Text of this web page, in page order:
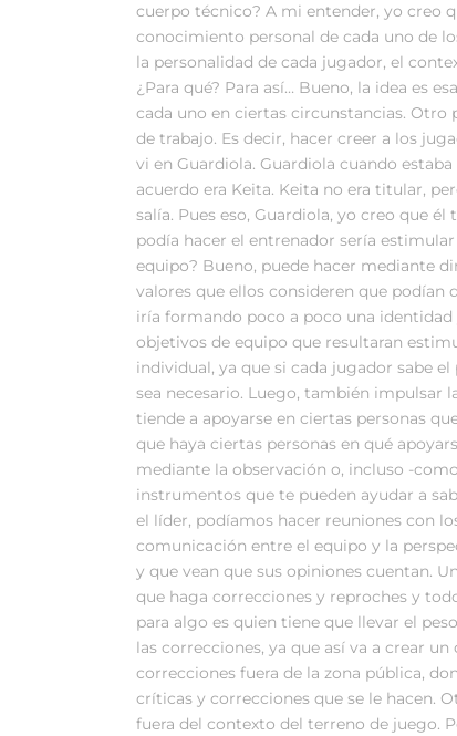
cuerpo técnico? A mi entender, yo creo
conocimiento personal de cada uno de
la personalidad de cada jugador, el
¿Para qué? Para así… Bueno, la idea es
cada uno en ciertas circunstancias.
de trabajo. Es decir, hacer creer a los
vi en Guardiola. Guardiola cuando
acuerdo era Keita. Keita no era titular,
salía. Pues eso, Guardiola, yo creo que
podía hacer el entrenador sería
equipo? Bueno, puede hacer mediante
valores que ellos consideren que podían
iría formando poco a poco una identidad
objetivos de equipo que resultaran
individual, ya que si cada jugador sabe
sea necesario. Luego, también impulsar
tiende a apoyarse en ciertas personas
que haya ciertas personas en qué
mediante la observación o, incluso -
instrumentos que te pueden ayudar a
el líder, podíamos hacer reuniones con
comunicación entre el equipo y la
y que vean que sus opiniones cuentan.
que haga correcciones y reproches y
para algo es quien tiene que llevar el
las correcciones, ya que así va a crear
correcciones fuera de la zona pública,
críticas y correcciones que se le hacen.
fuera del contexto del terreno de juego.